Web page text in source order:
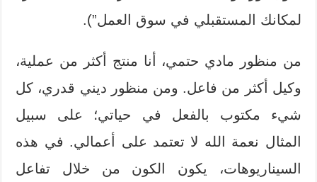
لمكانك المستقبلي في سوق العمل”).
من منظور مادي حتمي، أنا منتج أكثر من عملية،
وكيل أكثر من فاعل. ومن منظور ديني قدري، كل
شيء مكتوب بالفعل في حياتي؛ على سبيل
المثال نعمة الله لا تعتمد على أعمالي. في هذه
السيناريوهات، يكون الكون من خلال تفاعل